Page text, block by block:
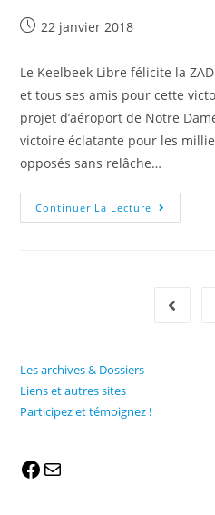
22 janvier 2018
Le Keelbeek Libre félicite la
et tous ses amis pour cette
projet d’aéroport de Notre
victoire éclatante pour les
opposés sans relâche…
Continuer La Lecture
Les archives & Dossiers
Liens et autres sites
Participez et témoignez !